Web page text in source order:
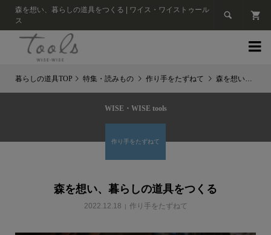
森を想い、暮らしの道具をつくる | ワイス・ワイストゥール
ス


特集・読みもの 作り手をたずねて 森を想い、暮らしの道具をつくる
WISE・WISE tools
作り手をたずねて
森を想い、暮らしの道具をつくる
2022.12.18 作り手をたずねて